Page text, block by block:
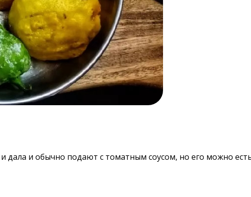
дала и обычно подают с томатным соусом, но его можно